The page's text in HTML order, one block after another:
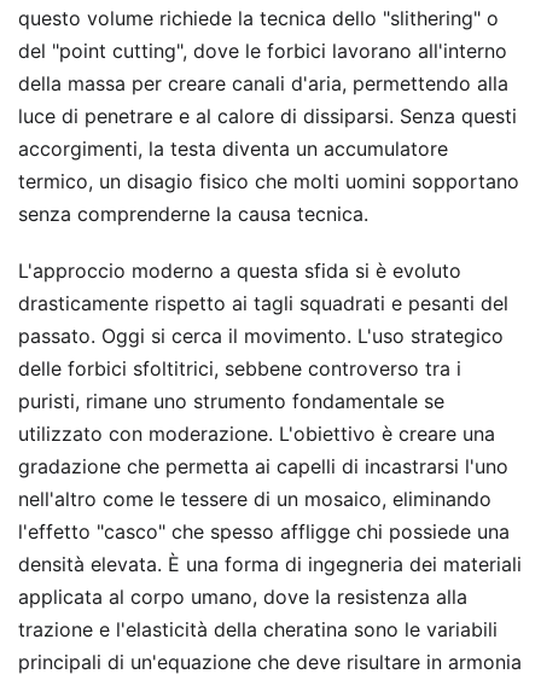
questo volume richiede la tecnica dello "slithering" o
del "point cutting", dove le forbici lavorano all'interno
della massa per creare canali d'aria, permettendo alla
luce di penetrare e al calore di dissiparsi. Senza questi
accorgimenti, la testa diventa un accumulatore
termico, un disagio fisico che molti uomini sopportano
senza comprenderne la causa tecnica.
L'approccio moderno a questa sfida si è evoluto
drasticamente rispetto ai tagli squadrati e pesanti del
passato. Oggi si cerca il movimento. L'uso strategico
delle forbici sfoltitrici, sebbene controverso tra i
puristi, rimane uno strumento fondamentale se
utilizzato con moderazione. L'obiettivo è creare una
gradazione che permetta ai capelli di incastrarsi l'uno
nell'altro come le tessere di un mosaico, eliminando
l'effetto "casco" che spesso affligge chi possiede una
densità elevata. È una forma di ingegneria dei materiali
applicata al corpo umano, dove la resistenza alla
trazione e l'elasticità della cheratina sono le variabili
principali di un'equazione che deve risultare in armonia